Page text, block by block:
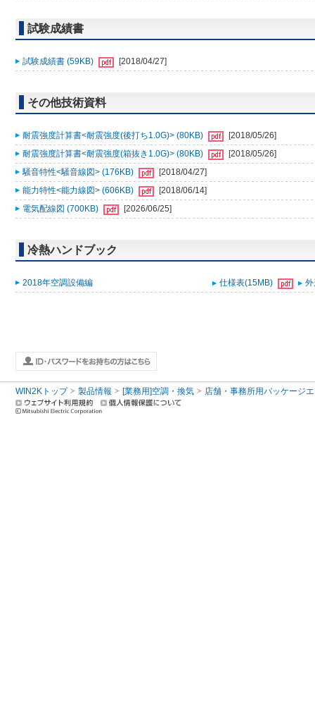
試験成績書
試験成績書 (59KB) [2018/04/27]
その他技術資料
耐震強度計算書<耐震強度(後打ち1.0G)> (80KB)
[2018/05/26]
耐震強度計算書<耐震強度(箱抜き1.0G)> (80KB)
[2018/05/26]
騒音特性<騒音線図> (176KB)
[2018/04/27]
能力特性<能力線図> (606KB)
[2018/06/14]
電気配線図 (700KB)
[2026/06/25]
冷熱ハンドブック
2018年空調設備編 仕様表(15MB)
WIN2Kトップ 製品情報 [業務用]空調・換気 店舗・事務所用パッケージ